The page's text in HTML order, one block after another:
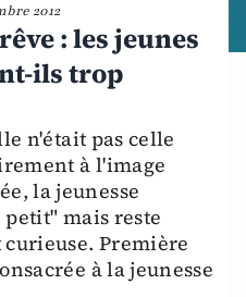
2012
: les jeunes
ils trop
n'était pas celle
à l'image
la jeunesse
mais reste
Première
à la jeunesse